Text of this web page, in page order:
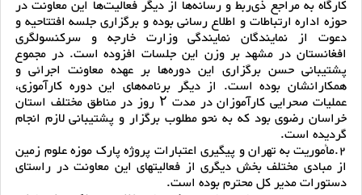
کارگاه به مراجع ذی‌ربط و رسانه‌ها از دیگر فعالیت‌ها این معاونت در
حوزه اداره ارتباطات و اطلاع رسانی بوده و برگزاری جلسه افتتاحیه و
دعوت از نمایندگان نمایندگی وزارت خارجه و سرکنسولگری
افغانستان در مشهد بر وزن این جلسات افزوده است. در مجموع
پشتیبانی حسن برگزاری این دوره‌ها بر عهده معاونت اجرائی و
همکارانشان بوده است. از دیگر برنامه‌های این دوره کارآموزی،
عملیات صحرایی کارآموزان در مدت ۲ روز در مناطق مختلف استان
خراسان رضوی بود که به نحو مطلوب برگزار و پشتیبانی لازم انجام
گردیده است.
2.مأموریت به تهران و پیگیری اعتبارات پروژه پارک موزه علوم زمین
از مبادی مختلف بخش دیگری از فعالیتهای این معاونت در راستای
دستورات مدیر کل محترم بوده است.